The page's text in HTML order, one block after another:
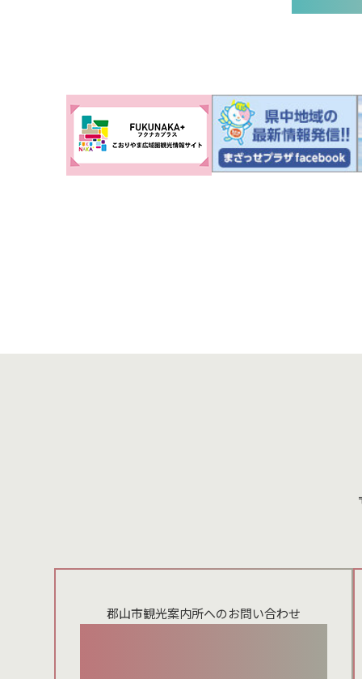
郡山市観光案内所へのお問い合わせ